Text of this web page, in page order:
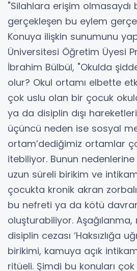
"Silahlara erişim olmasaydı
gerçekleşen bu eylem
Konuya ilişkin sunumunu
Üniversitesi Öğretim Üyesi
İbrahim Bülbül, "Okulda
olur? Okul ortamı elbette
çok uslu olan bir çocuk
ya da disiplin dışı
üçüncü neden ise sosyal
ortam’dediğimiz ortamlar
itebiliyor. Bunun
uzun süreli birikim ve
çocukta kronik akran
bu nefreti ya da kötü
oluşturabiliyor.
disiplin cezası ‘Haksızlığa
birikimi, kamuya açık
ritüeli. Şimdi bu konuları